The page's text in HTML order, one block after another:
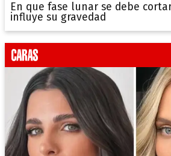
En que fase lunar se debe
influye su gravedad